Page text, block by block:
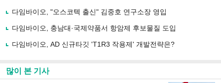
유
기
다임바이오, "오스코텍 출신" 김중호 연구소장 영입
다임바이오, 충남대·국제약품서 항암제 후보물질 도입
다임바이오, AD 신규타깃 'T1R3 작용제' 개발전략은?
많이 본 기사